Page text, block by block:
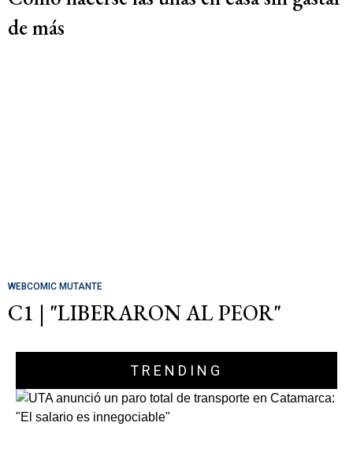
de más
WEBCOMIC MUTANTE
C1 | "LIBERARON AL PEOR"
TRENDING